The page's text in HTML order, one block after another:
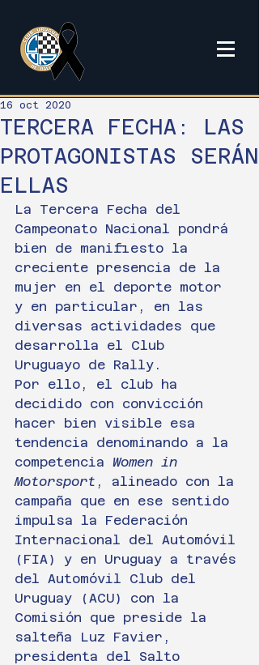
TERCERA FECHA: LAS
PROTAGONISTAS SERÁN
ELLAS
16 oct 2020
La Tercera Fecha del
Campeonato Nacional pondrá
bien de manifiesto la
creciente presencia de la
mujer en el deporte motor
y en particular, en las
diversas actividades que
desarrolla el Club
Uruguayo de Rally.
Por ello, el club ha
decidido con convicción
hacer bien visible esa
tendencia denominando a la
competencia Women in
Motorsport , alineado con la
campaña que en ese sentido
impulsa la Federación
Internacional del Automóvil
(FIA) y en Uruguay a través
del Automóvil Club del
Uruguay (ACU) con la
Comisión que preside la
salteña Luz Favier,
presidenta del Salto